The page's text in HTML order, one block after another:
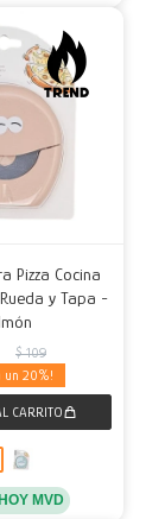
Pizza Cocina
y Tapa -
$ 109
20
MVD